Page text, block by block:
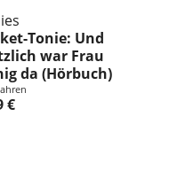
Tonie: Und
war Frau
da (Hörbuch)
€